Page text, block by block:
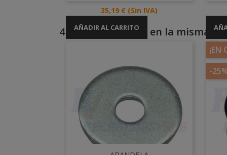
Precio
35,19 € (Sin IVA)
AÑADIR AL CARRITO
4 otros productos en la misma
¡EN
-